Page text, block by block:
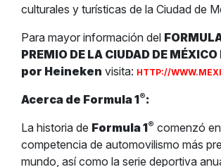
culturales y turísticas de la Ciudad de
Para mayor información del
PREMIO DE LA CIUDAD DE
por Heineken visita: HTTP://
Acerca de Formula 1®:
La historia de Formula 1® comenzó
competencia de automovilismo más
mundo, así como la serie deportiva